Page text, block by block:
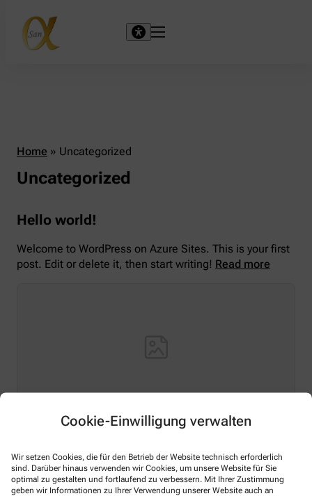
Cookie-Einwilligung verwalten
Wir setzen Cookies, die für den Betrieb der Website technisch erforderlich
sind. Darüber hinaus verwenden wir Cookies, um unsere Website für Sie
optimal zu gestalten und fortlaufend zu verbessern. Mit Ihrer Zustimmung
geben wir Informationen zu Ihrer Verwendung unserer Website auch an
Home » Uncategorized
Uncategorized
Hello world!
Welcome to WordPress on Azure Sites. This is your first
post. Edit or delete it, then start writing! Read more
Welcome to WordPress on Azure Sites. This is your first
post. Edit or delete it, then start writing!